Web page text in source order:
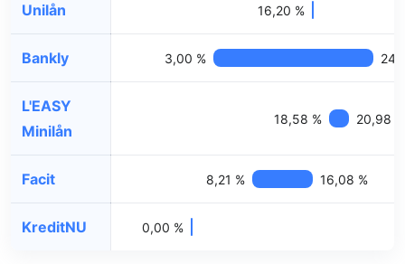
Unilån 16,20 %
Bankly 3,00 %
L'EASY
Minilån
18,58 % 20,98 %
Facit 8,21 % 16,08 %
KreditNU 0,00 %